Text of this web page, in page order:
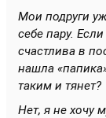
Мои подруги
себе пару.
счастлива в
нашла
таким и тянет?
Нет, я не хочу